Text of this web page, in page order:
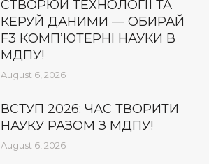
СТВОРЮЙ ТЕХНОЛОГІЇ ТА
КЕРУЙ ДАНИМИ — ОБИРАЙ
F3 КОМП’ЮТЕРНІ НАУКИ В
МДПУ!
August 6, 2026
ВСТУП 2026: ЧАС ТВОРИТИ
НАУКУ РАЗОМ З МДПУ!
August 6, 2026